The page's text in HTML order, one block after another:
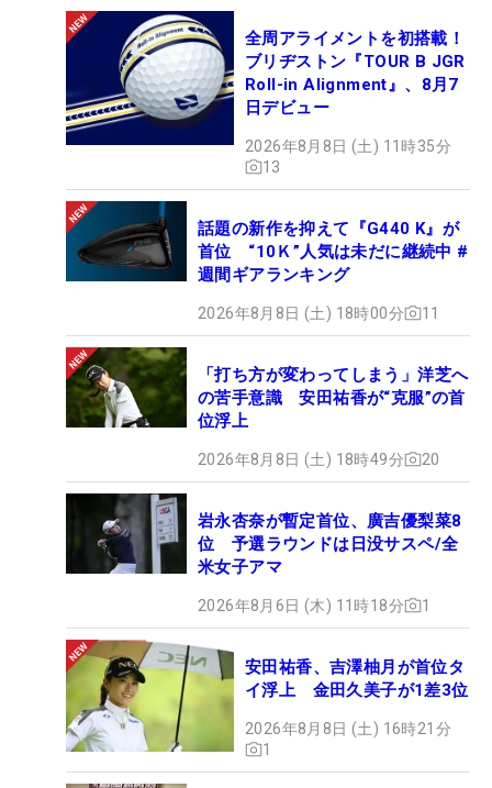
全周アライメントを初搭載！
ブリヂストン『TOUR B JGR
Roll-in Alignment』、8月7
日デビュー
2026年8月8日 (土) 11時35分
13
話題の新作を抑えて『G440 K』が
首位 “10Ｋ”人気は未だに継続中 #
週間ギアランキング
2026年8月8日 (土) 18時00分 11
「打ち方が変わってしまう」洋芝へ
の苦手意識 安田祐香が“克服”の首
位浮上
2026年8月8日 (土) 18時49分 20
岩永杏奈が暫定首位、廣吉優梨菜8
位 予選ラウンドは日没サスペ/全
米女子アマ
2026年8月6日 (木) 11時18分 1
安田祐香、吉澤柚月が首位タ
イ浮上 金田久美子が1差3位
2026年8月8日 (土) 16時21分
1